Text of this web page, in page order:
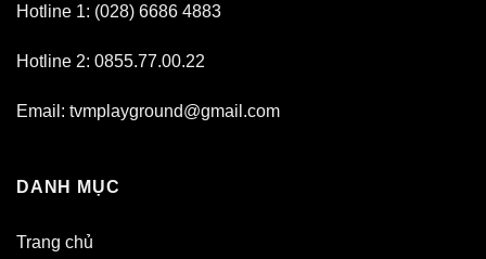
Hotline 1: (028) 6686 4883
Hotline 2: 0855.77.00.22
Email: tvmplayground@gmail.com
DANH MỤC
Trang chủ